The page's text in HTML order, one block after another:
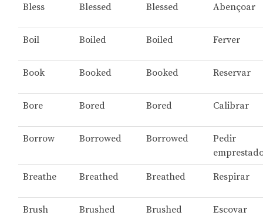
Bless Blessed Blessed Abençoar
Boil Boiled Boiled Ferver
Book Booked Booked Reservar
Bore Bored Bored Calibrar
Borrow Borrowed Borrowed
Pedir
Breathe Breathed Breathed Respirar
Brush Brushed Brushed Escovar